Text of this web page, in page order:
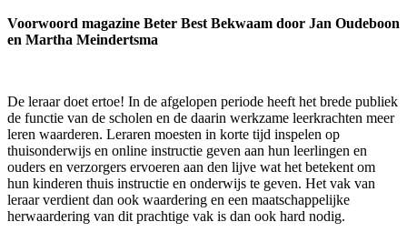
Voorwoord magazine Beter Best Bekwaam door Jan Oudeboon
en Martha Meindertsma
De leraar doet ertoe! In de afgelopen periode heeft het brede publiek
de functie van de scholen en de daarin werkzame leerkrachten meer
leren waarderen. Leraren moesten in korte tijd inspelen op
thuisonderwijs en online instructie geven aan hun leerlingen en
ouders en verzorgers ervoeren aan den lijve wat het betekent om
hun kinderen thuis instructie en onderwijs te geven. Het vak van
leraar verdient dan ook waardering en een maatschappelijke
herwaardering van dit prachtige vak is dan ook hard nodig.